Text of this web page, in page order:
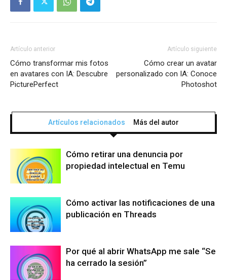
Artículo anterior
Cómo transformar mis fotos
en avatares con IA: Descubre
PicturePerfect
Artículo siguiente
Cómo crear un avatar
personalizado con IA: Conoce
Photoshot
Artículos relacionados Más del autor
Cómo retirar una denuncia por
propiedad intelectual en Temu
Cómo activar las notificaciones de una
publicación en Threads
Por qué al abrir WhatsApp me sale “Se
ha cerrado la sesión”